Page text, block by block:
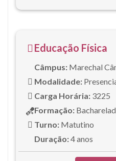
Educação Física
Câmpus: Marechal
Modalidade:
Carga Horária: 3225
Formação:
Turno: Matutino
Duração:4 anos